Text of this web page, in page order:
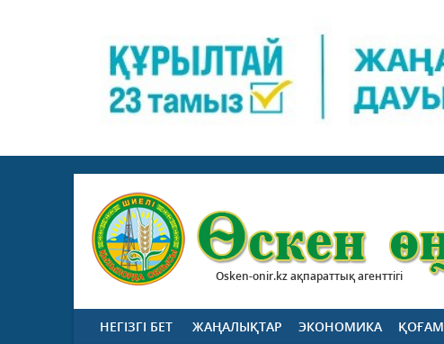
Osken-onir.kz ақпараттық агенттігі
НЕГІЗГІ БЕТ ЖАҢАЛЫҚТАР ЭКОНОМИКА ҚОҒАМ